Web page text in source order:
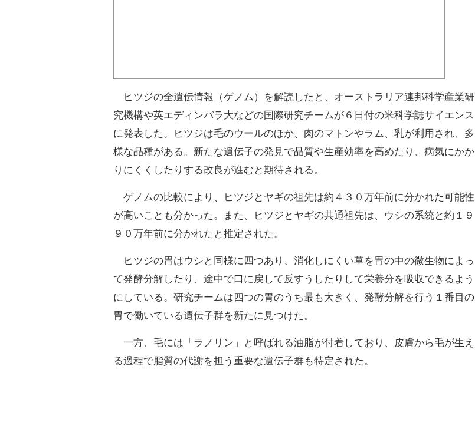
ヒツジの全遺伝情報（ゲノム）を解読したと、オーストラリア連邦科学産業研
究機構や英エディンバラ大などの国際研究チームが６日付の米科学誌サイエンス
に発表した。ヒツジは毛のウールのほか、肉のマトンやラム、乳が利用され、多
様な品種がある。新たな遺伝子の発見で品質や生産効率を高めたり、病気にかか
りにくくしたりする改良が進むと期待される。
ゲノムの比較により、ヒツジとヤギの祖先は約４３０万年前に分かれた可能性
が高いことも分かった。また、ヒツジとヤギの共通祖先は、ウシの系統と約１９
９０万年前に分かれたと推定された。
ヒツジの胃はウシと同様に四つあり、消化しにくい草を胃の中の微生物によっ
て発酵分解したり、途中で口に戻して反すうしたりして栄養分を吸収できるよう
にしている。研究チームは四つの胃のうち最も大きく、発酵分解を行う１番目の
胃で働いている遺伝子群を新たに見つけた。
一方、毛には「ラノリン」と呼ばれる油脂が付着しており、皮膚から毛が生え
る過程で脂質の代謝を担う重要な遺伝子群も特定された。